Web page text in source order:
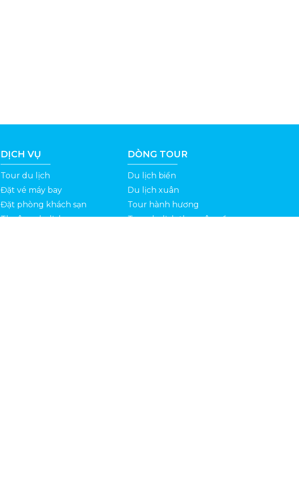
DỊCH VỤ
Tour du lịch
Đặt vé máy bay
Đặt phòng khách sạn
Thuê xe du lịch
DÒNG TOUR
Du lịch biển
Du lịch xuân
Tour hành hương
Tour du lịch theo yêu cầu